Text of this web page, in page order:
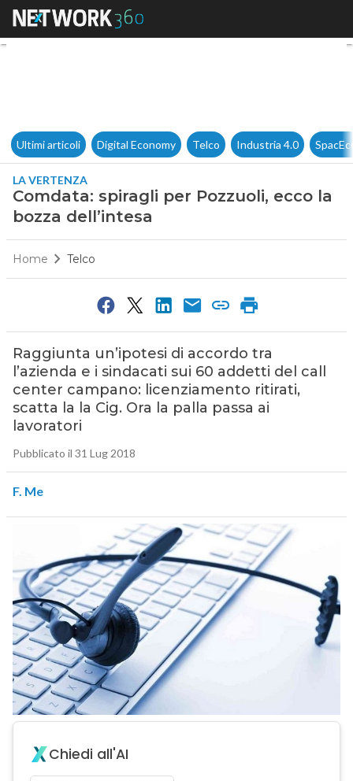
Comdata: spiragli per
Ultimi articoli Digital Economy Telco Industria 4.0
LA VERTENZA
Comdata: spiragli per Pozzuoli, ecco la
bozza dell’intesa
Home Telco
Raggiunta un’ipotesi di accordo tra
l’azienda e i sindacati sui 60 addetti del call
center campano: licenziamento ritirati,
scatta la la Cig. Ora la palla passa ai
lavoratori
Pubblicato il 31 Lug 2018
F. Me
Chiedi all'AI